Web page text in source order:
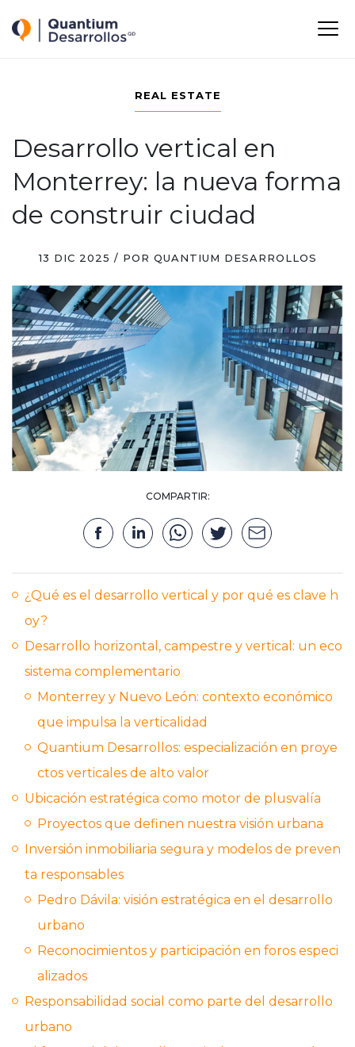
Quantium Desarrollos -
REAL ESTATE
Desarrollo vertical en
Monterrey: la nueva forma
de construir ciudad
13 DIC 2025 / POR QUANTIUM DESARROLLOS
COMPARTIR:
¿Qué es el desarrollo vertical y por qué es clave h
oy?
Desarrollo horizontal, campestre y vertical: un eco
sistema complementario
Monterrey y Nuevo León: contexto económico
que impulsa la verticalidad
Quantium Desarrollos: especialización en proye
ctos verticales de alto valor
Ubicación estratégica como motor de plusvalía
Proyectos que definen nuestra visión urbana
Inversión inmobiliaria segura y modelos de preven
ta responsables
Pedro Dávila: visión estratégica en el desarrollo
urbano
Reconocimientos y participación en foros especi
alizados
Responsabilidad social como parte del desarrollo
urbano